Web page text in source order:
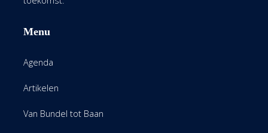
Menu
Agenda
Artikelen
Van Bundel tot Baan